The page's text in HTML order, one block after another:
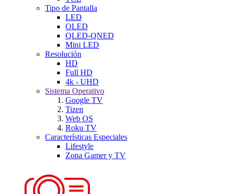
Tipo de Pantalla
LED
OLED
QLED-QNED
Mini LED
Resolución
HD
Full HD
4k - UHD
Sistema Operativo
Google TV
Tizen
Web OS
Roku TV
Características Especiales
Lifestyle
Zona Gamer y TV